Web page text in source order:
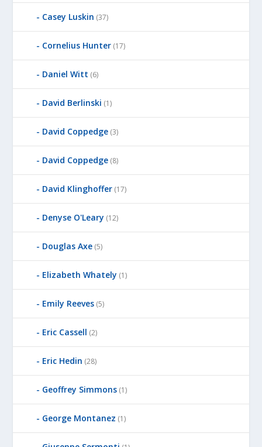
Casey Luskin (37)
Cornelius Hunter (17)
Daniel Witt (6)
David Berlinski (1)
David Coppedge (3)
David Coppedge (8)
David Klinghoffer (17)
Denyse O'Leary (12)
Douglas Axe (5)
Elizabeth Whately (1)
Emily Reeves (5)
Eric Cassell (2)
Eric Hedin (28)
Geoffrey Simmons (1)
George Montanez (1)